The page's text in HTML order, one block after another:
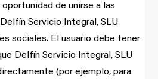
de unirse a las
Servicio Integral, SLU
sociales. El usuario debe tener
Delfín Servicio Integral, SLU
(por ejemplo, para